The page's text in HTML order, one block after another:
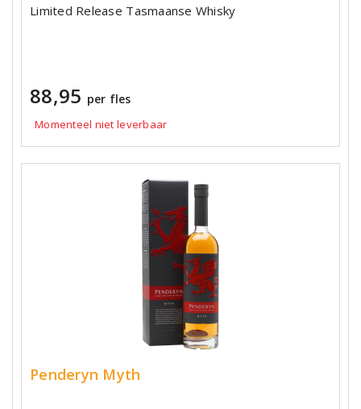
Limited Release Tasmaanse Whisky
88,95 per fles
Momenteel niet leverbaar
Penderyn Myth